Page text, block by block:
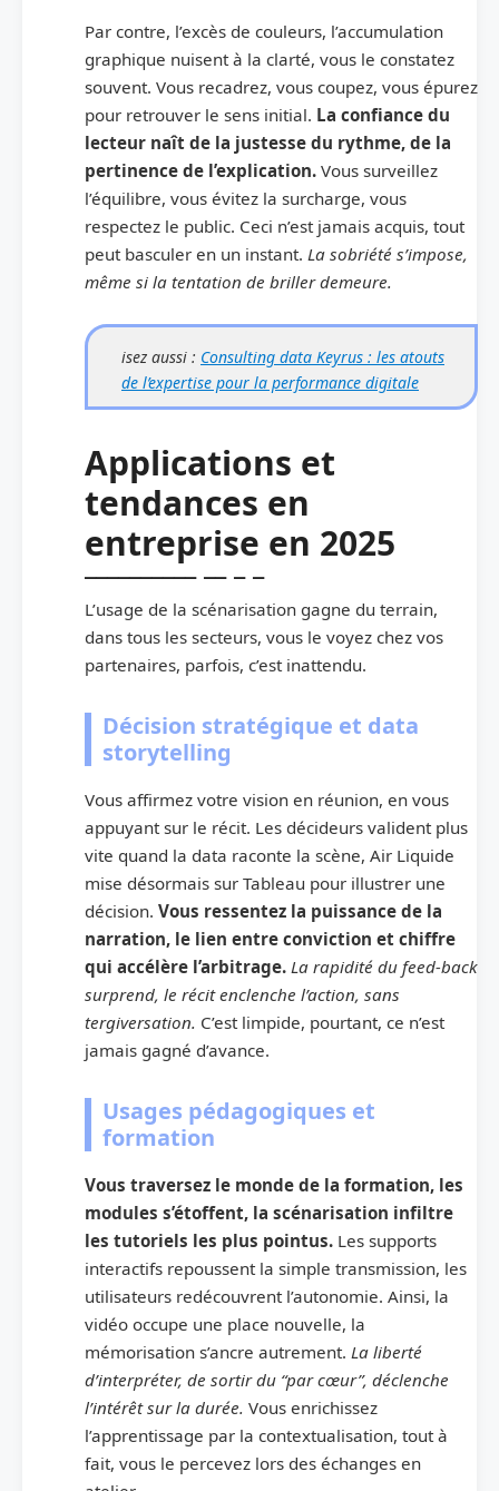
Par contre, l’excès de couleurs, l’accumulation
graphique nuisent à la clarté, vous le constatez
souvent. Vous recadrez, vous coupez, vous épurez
pour retrouver le sens initial. La confiance du
lecteur naît de la justesse du rythme, de la
pertinence de l’explication. Vous surveillez
l’équilibre, vous évitez la surcharge, vous
respectez le public. Ceci n’est jamais acquis, tout
peut basculer en un instant. La sobriété s’impose,
même si la tentation de briller demeure.
isez aussi : Consulting data Keyrus : les atouts
de l’expertise pour la performance digitale
Applications et
tendances en
entreprise en 2025
L’usage de la scénarisation gagne du terrain,
dans tous les secteurs, vous le voyez chez vos
partenaires, parfois, c’est inattendu.
Décision stratégique et data
storytelling
Vous affirmez votre vision en réunion, en vous
appuyant sur le récit. Les décideurs valident plus
vite quand la data raconte la scène, Air Liquide
mise désormais sur Tableau pour illustrer une
décision. Vous ressentez la puissance de la
narration, le lien entre conviction et chiffre
qui accélère l’arbitrage. La rapidité du feed-back
surprend, le récit enclenche l’action, sans
tergiversation. C’est limpide, pourtant, ce n’est
jamais gagné d’avance.
Usages pédagogiques et
formation
Vous traversez le monde de la formation, les
modules s’étoffent, la scénarisation infiltre
les tutoriels les plus pointus. Les supports
interactifs repoussent la simple transmission, les
utilisateurs redécouvrent l’autonomie. Ainsi, la
vidéo occupe une place nouvelle, la
mémorisation s’ancre autrement. La liberté
d’interpréter, de sortir du “par cœur”, déclenche
l’intérêt sur la durée. Vous enrichissez
l’apprentissage par la contextualisation, tout à
fait, vous le percevez lors des échanges en